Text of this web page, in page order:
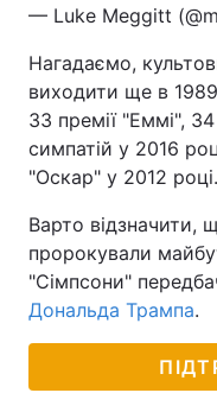
— Luke Meggitt
Нагадаємо,
виходити ще в
33 премії "Еммі",
симпатій у 2016
"Оскар" у 2012 році.
Варто відзначити,
пророкували
"Сімпсони"
Дональда Трампа.